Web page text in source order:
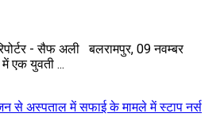
- सैफ अली बलरामपुर, 09 नवम्बर
एक युवती ...